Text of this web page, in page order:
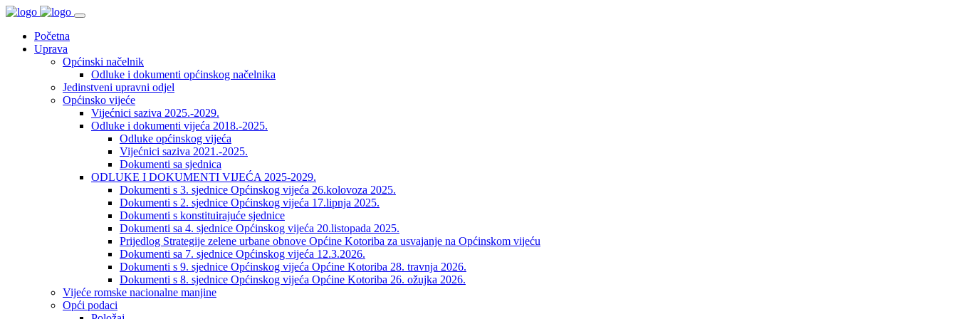
Početna
Uprava
Općinski načelnik
Odluke i dokumenti općinskog načelnika
Jedinstveni upravni odjel
Općinsko vijeće
Vijećnici saziva 2025.-2029.
Odluke i dokumenti vijeća 2018.-2025.
Odluke općinskog vijeća
Vijećnici saziva 2021.-2025.
Dokumenti sa sjednica
ODLUKE I DOKUMENTI VIJEĆA 2025-2029.
Dokumenti s 3. sjednice Općinskog vijeća 26.kolovoza 2025.
Dokumenti s 2. sjednice Općinskog vijeća 17.lipnja 2025.
Dokumenti s konstituirajuće sjednice
Dokumenti sa 4. sjednice Općinskog vijeća 20.listopada 2025.
Prijedlog Strategije zelene urbane obnove Općine Kotoriba za usvajanje na Općinskom vijeću
Dokumenti sa 7. sjednice Općinskog vijeća 12.3.2026.
Dokumenti s 9. sjednice Općinskog vijeća Općine Kotoriba 28. travnja 2026.
Dokumenti s 8. sjednice Općinskog vijeća Općine Kotoriba 26. ožujka 2026.
Vijeće romske nacionalne manjine
Opći podaci